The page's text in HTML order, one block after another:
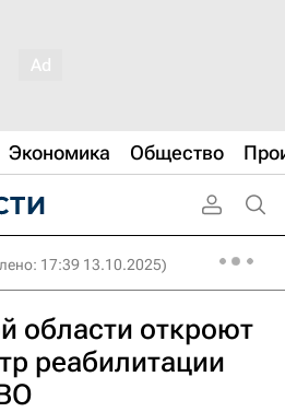
Экономика Общество
17:39 13.10.2025)
области откроют
реабилитации